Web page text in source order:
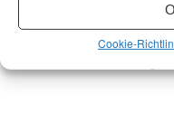
Cookie-